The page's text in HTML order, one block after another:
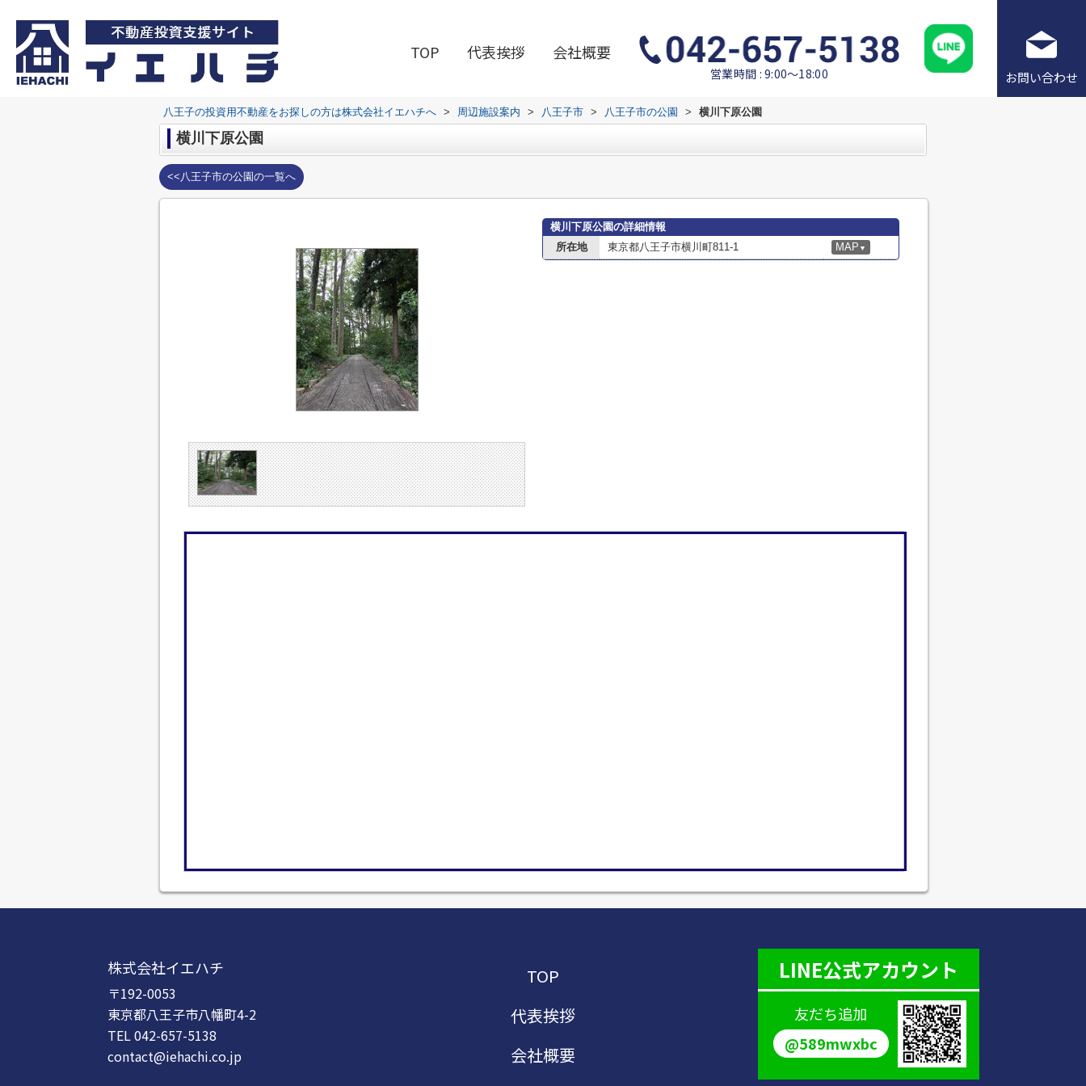
TOP 代表挨拶 会社概要
営業時間 : 9:00～18:00 お問い合わせ
八王子の投資用不動産をお探しの方は株式会社イエハチへ > 周辺施設案内 > 八王子市 > 八王子市の公園 > 横川下原公園
横川下原公園
<<八王子市の公園の一覧へ
横川下原公園の詳細情報
所在地
東京都八王子市横川町811-1 MAP ▼
株式会社イエハチ
〒192-0053
東京都八王子市八幡町4-2
TEL 042-657-5138
contact@iehachi.co.jp
TOP
代表挨拶
会社概要
LINE公式アカウント
友だち追加
@589mwxbc